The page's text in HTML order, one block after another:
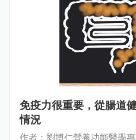
免疫力很重要，從腸道
情況
作者：劉博仁營養功能醫學